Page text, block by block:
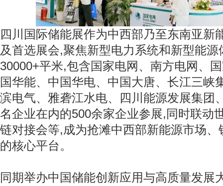
四川国际储能展作为中西部乃至东南亚新
及首选展会,聚焦新型电力系统和新型能
30000+平米,包含国家电网、南方电网、
国华能、中国华电、中国大唐、长江三峡
滨电气、雅砻江水电、四川能源发展集团
名企业在内的500余家企业参展,同时联动
链对接会等,成为抢滩中西部新能源市场、
的核心平台。
同期举办中国储能创新应用与高质量发展